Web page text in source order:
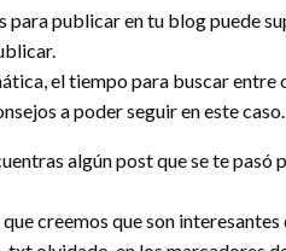
para publicar en tu blog puede
el tiempo para buscar entre
a poder seguir en este caso.
algún post que se te
creemos que son